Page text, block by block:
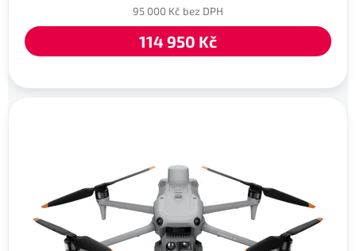
95 000 Kč bez DPH
114 950 Kč